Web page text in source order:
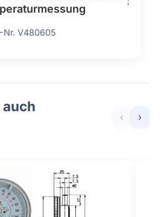
Nr. V480605
auch
‹ ›